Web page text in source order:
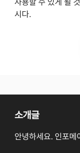
사용할 수 있게 될
시다.
소개글
안녕하세요. 인포메